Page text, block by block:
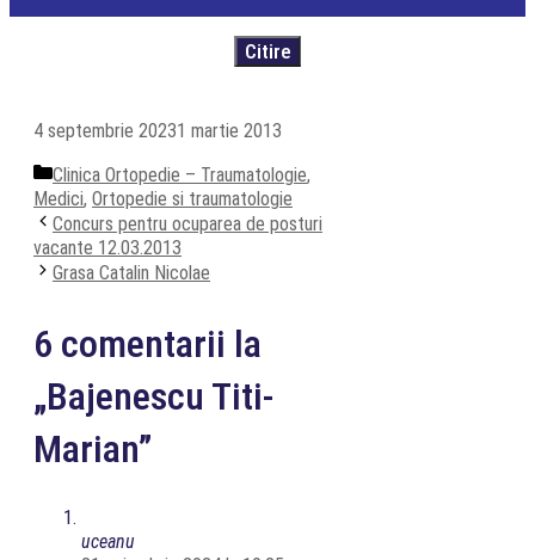
4 septembrie 20231 martie 2013
Categorii
Clinica Ortopedie – Traumatologie,
Medici, Ortopedie si traumatologie
Concurs pentru ocuparea de posturi
vacante 12.03.2013
Grasa Catalin Nicolae
6 comentarii la
„Bajenescu Titi-
Marian”
uceanu